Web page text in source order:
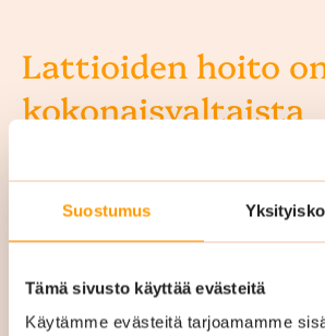
Suostumus
Tämä sivusto käyttää evästeitä
Käytämme evästeitä tarjoamamme
Lattioiden hoito
kokonaisvaltaista
Porraskäytävien lattiat ovat
niistä erityisen haavoittuvia.
mukana kulkeutuva katusuola,